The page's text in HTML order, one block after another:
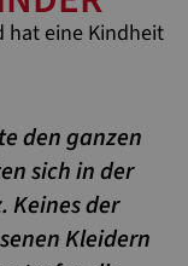
hat eine Kindheit
den ganzen
sich in der
Keines der
Kleidern